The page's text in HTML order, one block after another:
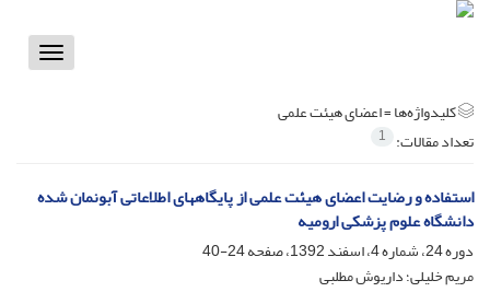
Toggle
کلیدواژه‌ها =اعضای هیئت ‏علمی
تعداد مقالات: 1
استفاده و رضایت اعضای هیئت علمی از پایگاههای اطلاعاتی آبونمان شده
دانشگاه علوم پزشکی ارومیه
دوره 24، شماره 4، اسفند 1392، صفحه
24-40
مریم خلیلی؛ داریوش مطلبی